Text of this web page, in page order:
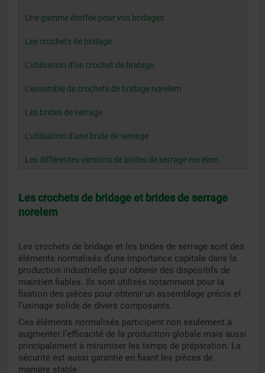
Une gamme étoffée pour vos bridages
Les crochets de bridage
L’utilisation d’un crochet de bridage
L’ensemble de crochets de bridage norelem
Les brides de serrage
L’utilisation d’une bride de serrage
Les différentes versions de brides de serrage norelem
Les crochets de bridage et brides de serrage
norelem
Les crochets de bridage et les brides de serrage sont des
éléments normalisés d’une importance capitale dans la
production industrielle pour obtenir des dispositifs de
maintien fiables. Ils sont utilisés notamment pour la
fixation des pièces pour obtenir un assemblage précis et
l’usinage solide de divers composants.
Ces éléments normalisés participent non seulement à
augmenter l’efficacité de la production globale mais aussi
principalement à minimiser les temps de préparation. La
sécurité est aussi garantie en fixant les pièces de
manière stable.